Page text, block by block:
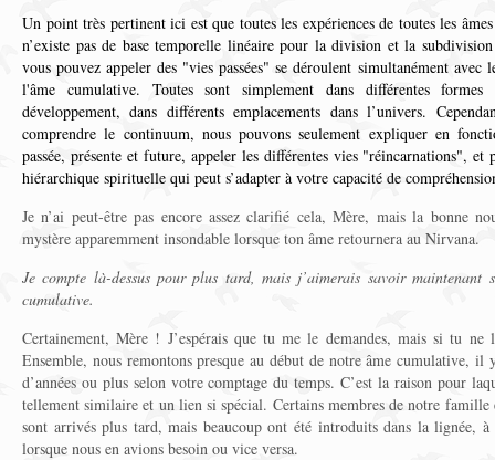
Un point très pertinent ici est que toutes les expériences de toutes les
n’existe pas de base temporelle linéaire pour la division et la
vous pouvez appeler des "vies passées" se déroulent simultanément
l'âme cumulative. Toutes sont simplement dans différentes
développement, dans différents emplacements dans l’univers.
comprendre le continuum, nous pouvons seulement expliquer en
passée, présente et future, appeler les différentes vies "réincarnations", et
hiérarchique spirituelle qui peut s’adapter à votre capacité de
Je n’ai peut-être pas encore assez clarifié cela, Mère, mais la bonne
mystère apparemment insondable lorsque ton âme retournera au Nirvana.
Je compte là-dessus pour plus tard, mais j’aimerais savoir
cumulative.
Certainement, Mère ! J’espérais que tu me le demandes, mais si tu
Ensemble, nous remontons presque au début de notre âme cumulative,
d’années ou plus selon votre comptage du temps. C’est la raison pour
tellement similaire et un lien si spécial. Certains membres de notre famille
sont arrivés plus tard, mais beaucoup ont été introduits dans la lignée, à
lorsque nous en avions besoin ou vice versa.